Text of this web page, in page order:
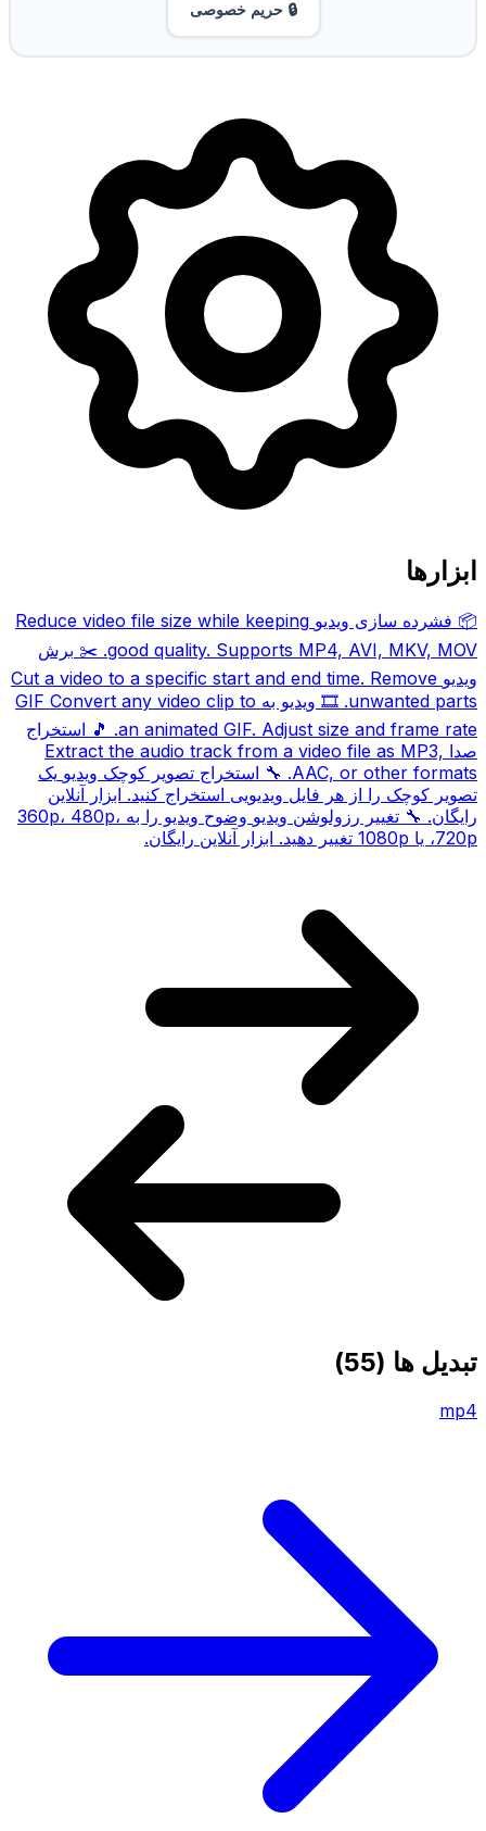
🔒 حریم خصوصی
ابزارها
📦 فشرده سازی ویدیو Reduce video file size while keeping
good quality. Supports MP4, AVI, MKV, MOV.
✂️ برش
ویدیو Cut a video to a specific start and end time. Remove
unwanted parts.
🎞️ ویدیو به GIF Convert any video clip to
an animated GIF. Adjust size and frame rate.
🎵 استخراج
صدا Extract the audio track from a video file as MP3,
AAC, or other formats.
🔧 استخراج تصویر کوچک ویدیو یک
تصویر کوچک را از هر فایل ویدیویی استخراج کنید. ابزار آنلاین
رایگان. 🔧 تغییر رزولوشن ویدیو
وضوح ویدیو را به 360p، 480p،
720p، یا 1080p تغییر دهید. ابزار آنلاین رایگان.
تبدیل ها (55)
mp4